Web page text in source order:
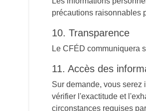
précautions raisonnables
10. Transparence
Le CFÉD communiquera
11. Accès des
Sur demande, vous serez
vérifier l'exactitude et
circonstances requises